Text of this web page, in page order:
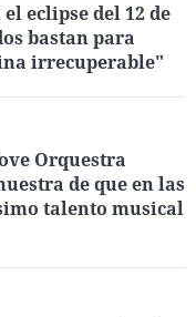
eclipse del 12 de
bastan para
irrecuperable"
Orquestra
de que en las
talento musical